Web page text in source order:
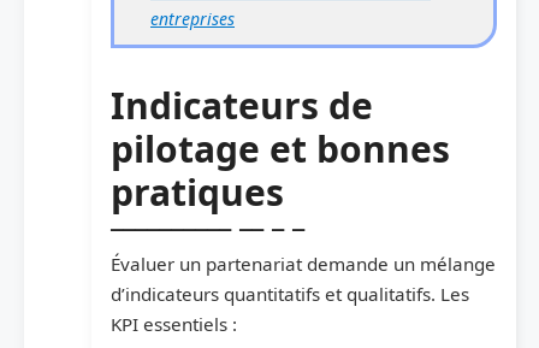
entreprises
Indicateurs de
pilotage et bonnes
pratiques
Évaluer un partenariat demande un mélange
d’indicateurs quantitatifs et qualitatifs. Les
KPI essentiels :